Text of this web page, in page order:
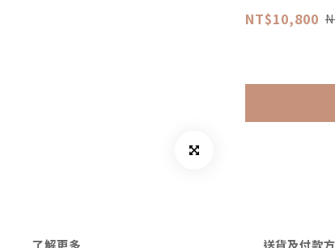
NT$10,800
了解更多 送貨及付款